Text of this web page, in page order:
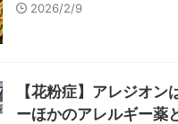
2026/2/9
【花粉症】アレジオン
ーほかのアレルギー薬